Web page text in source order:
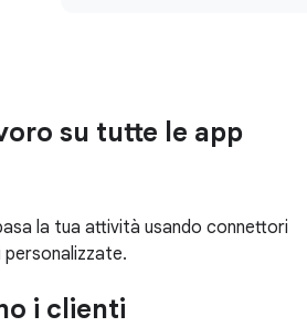
su tutte le app
la tua attività usando connettori
i clienti